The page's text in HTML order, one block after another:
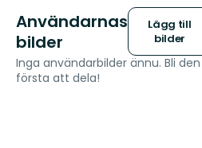
Användarnas
bilder
Lägg till
bilder
Inga användarbilder ännu. Bli den
första att dela!